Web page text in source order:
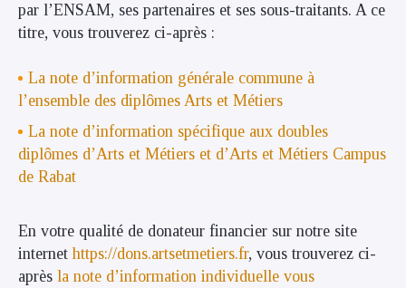
par l’ENSAM, ses partenaires et ses sous-traitants. A ce
titre, vous trouverez ci-après :
La note d’information générale commune à
l’ensemble des diplômes Arts et Métiers
La note d’information spécifique aux doubles
diplômes d’Arts et Métiers et d’Arts et Métiers Campus
de Rabat
En votre qualité de donateur financier sur notre site
internethttps://dons.artsetmetiers.fr, vous trouverez ci-
après la note d’information individuelle vous